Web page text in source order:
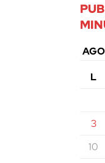
L
3
10